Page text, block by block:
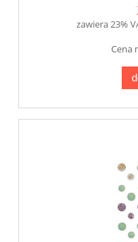
zawiera 23%
Cena